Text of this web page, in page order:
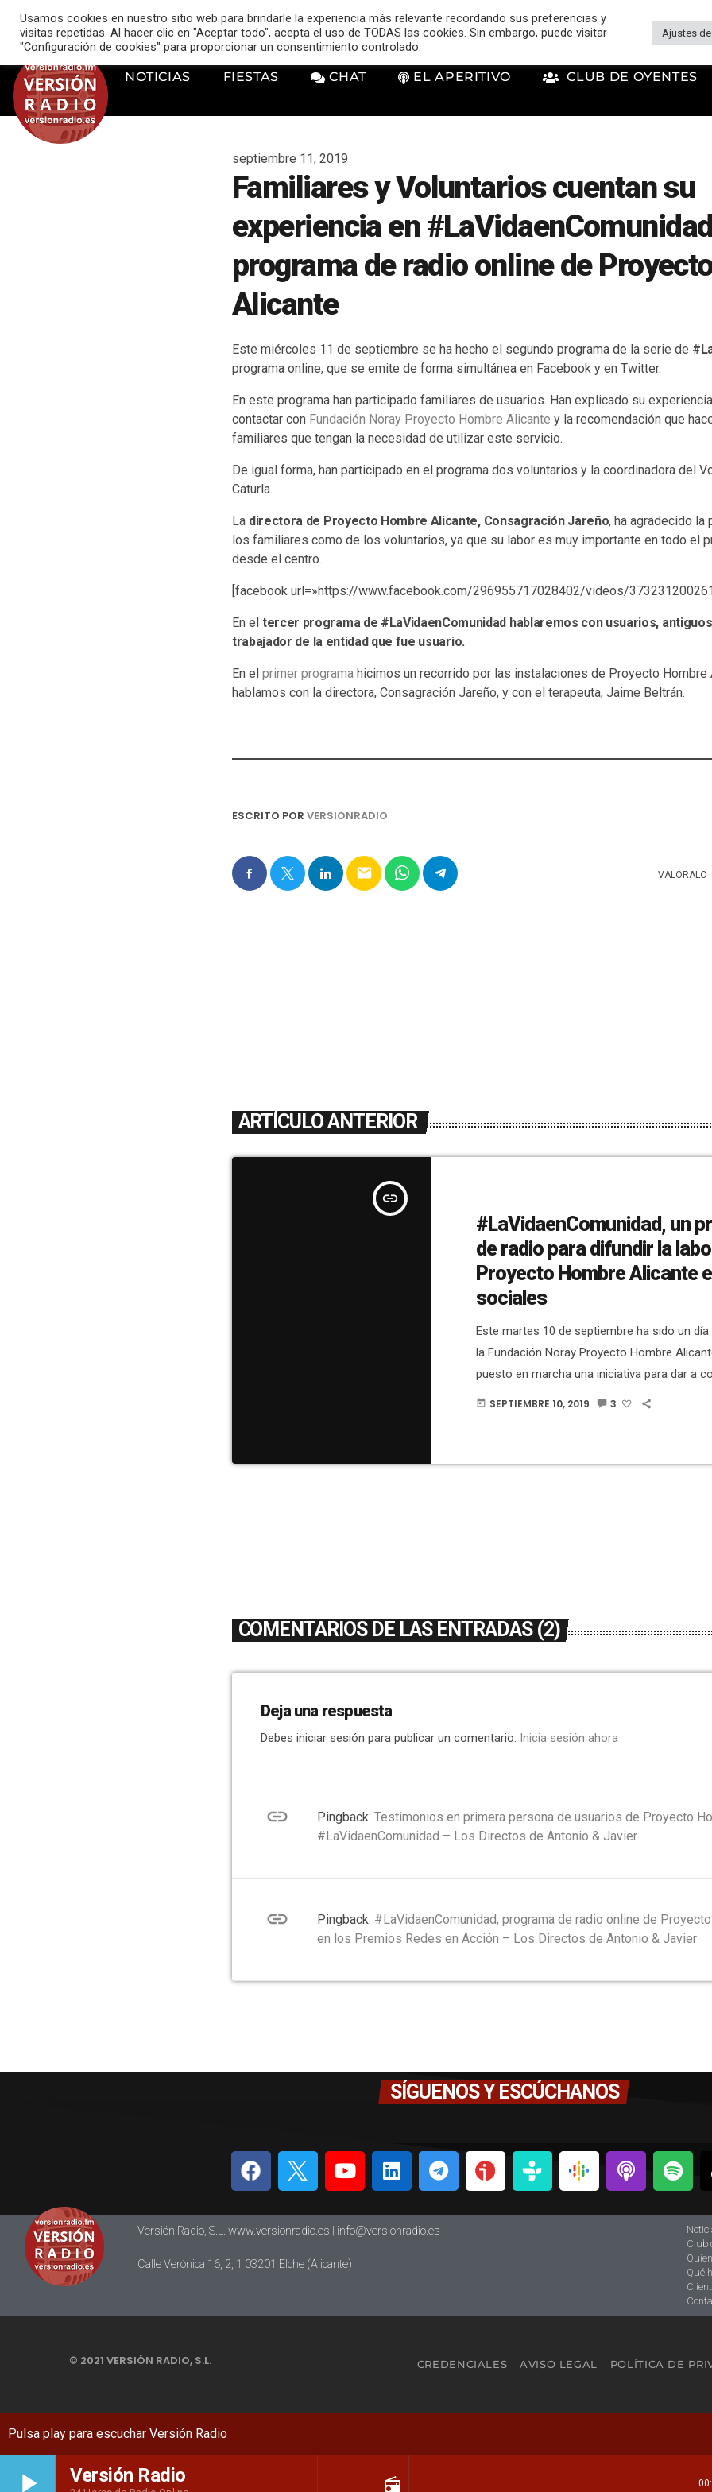
play_arrow Versión Radio radio
music_note VERSIÓN RADIO
NOTICIAS FIESTAS CHAT EL APERITIVO CLUB DE OYENTES
septiembre 11, 2019
Familiares y Voluntarios cuentan su
experiencia en
programa de radio online de
Alicante
Este miércoles 11 de septiembre se ha hecho el segundo programa de la serie de
programa online, que se emite de forma simultánea en Facebook y en Twitter.
En este programa han participado familiares de usuarios. Han explicado su
contactar con Fundación Noray Proyecto Hombre Alicante y la recomendación que
familiares que tengan la necesidad de utilizar este servicio.
De igual forma, han participado en el programa dos voluntarios y la coordinadora del
Caturla.
La directora de Proyecto Hombre Alicante, Consagración Jareño, ha agradecido la
los familiares como de los voluntarios, ya que su labor es muy importante en todo el
desde el centro.
[facebook url=»https://www.facebook.com/296955717028402/videos/
En el tercer programa de #LaVidaenComunidad hablaremos con usuarios,
trabajador de la entidad que fue usuario.
En el primer programa hicimos un recorrido por las instalaciones de Proyecto Hombre
hablamos con la directora, Consagración Jareño, y con el terapeuta, Jaime Beltrán.
ESCRITO POR VERSIONRADIO
email VALÓRALO
ARTÍCULO ANTERIOR
insert_link
#LaVidaenComunidad, un
de radio para difundir la
Proyecto Hombre Alicante
sociales
Este martes 10 de septiembre ha sido un día
la Fundación Noray Proyecto Hombre
puesto en marcha una iniciativa para dar a
trabajo que se hace desde la Fundación. A
today SEPTIEMBRE 10, 2019 3
COMENTARIOS DE LAS ENTRADAS (2)
Deja una respuesta
Debes iniciar sesión para publicar un comentario. Inicia sesión ahora
link Pingback: Testimonios en primera persona de usuarios de Proyecto
#LaVidaenComunidad – Los Directos de Antonio & Javier
link Pingback: #LaVidaenComunidad, programa de radio online de
en los Premios Redes en Acción – Los Directos de Antonio & Javier
SÍGUENOS Y ESCÚCHANOS
Versión Radio, S.L. www.versionradio.es | info@versionradio.es
Calle Verónica 16, 2, 1 03201 Elche (Alicante)
Club
Qué
© 2021 VERSIÓN RADIO, S.L. CREDENCIALES AVISO LEGAL POLÍTICA DE
Usamos cookies en nuestro sitio web para brindarle la experiencia más relevante recordando sus preferencias y
visitas repetidas. Al hacer clic en "Aceptar todo", acepta el uso de TODAS las cookies. Sin embargo, puede visitar
"Configuración de cookies" para proporcionar un consentimiento controlado.
Ajustes